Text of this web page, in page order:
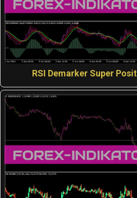
RSI Demarker Super